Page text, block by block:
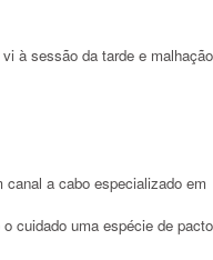
à sessão da tarde e
a cabo especializado em
cuidado uma espécie de